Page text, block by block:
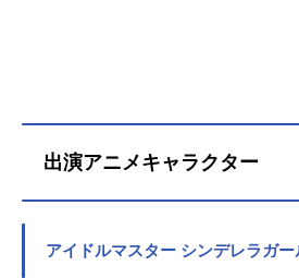
出演アニメキャラクター
アイドルマスター シンデレラガー